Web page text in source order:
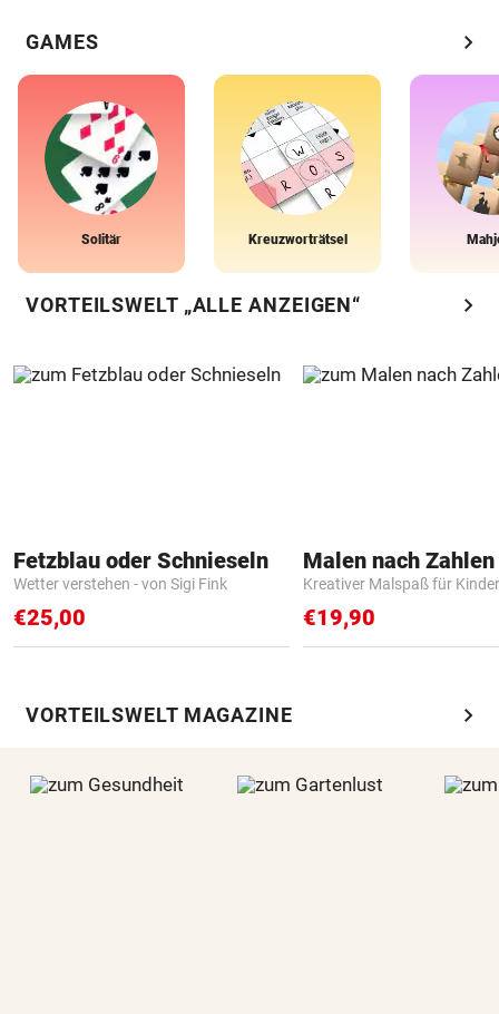
GAMES chevron_right
Solitär Kreuzworträtsel
VORTEILSWELT „ALLE ANZEIGEN“ chevron_right
Fetzblau oder Schnieseln
Wetter verstehen - von Sigi Fink
€25,00
Kreativer Malspaß für Kinder
€19,90
VORTEILSWELT MAGAZINE chevron_right